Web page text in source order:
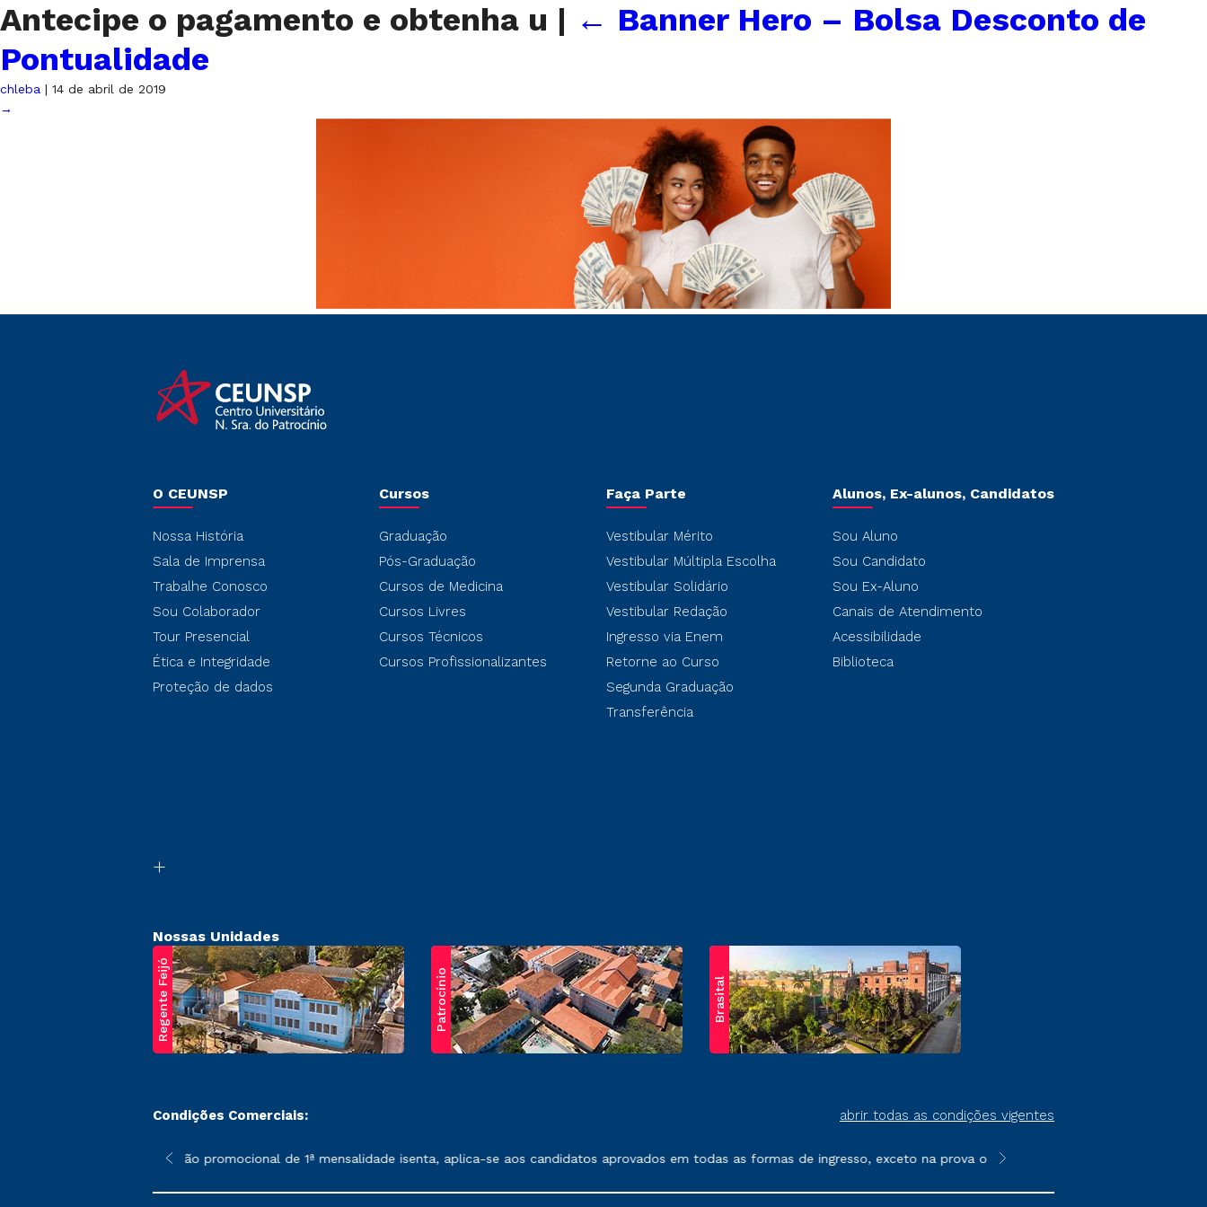
Antecipe o pagamento e obtenha u | ← Banner Hero – Bolsa Desconto de
Pontualidade
chleba | 14 de abril de 2019
→
O CEUNSP
Nossa História
Sala de Imprensa
Trabalhe Conosco
Sou Colaborador
Tour Presencial
Ética e Integridade
Proteção de dados
Cursos
Graduação
Pós-Graduação
Cursos de Medicina
Cursos Livres
Cursos Técnicos
Cursos Profissionalizantes
Faça Parte
Vestibular Mérito
Vestibular Múltipla Escolha
Vestibular Solidário
Vestibular Redação
Ingresso via Enem
Retorne ao Curso
Segunda Graduação
Transferência
Alunos, Ex-alunos, Candidatos
Sou Aluno
Sou Candidato
Sou Ex-Aluno
Canais de Atendimento
Acessibilidade
Biblioteca
Nossas Unidades
Regente Feijó Patrocínio Brasital
Condições Comerciais: abrir todas as condições vigentes
sofrer alterações nos períodos de rematrícula conforme exposto no contrato de prestação de serviços.
*A condição promocional de 1ª mensalidade isenta, aplica-se aos candidatos aprovados em todas as formas de ingresso, exceto na prova on-line ou agendada, que ofertam
**Semipresencial é um formato do